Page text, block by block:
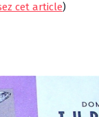
cet article)